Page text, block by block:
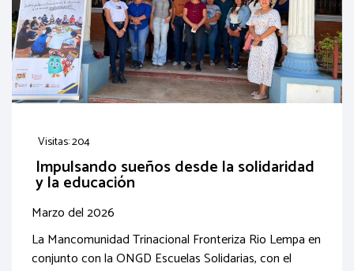
Visitas: 204
Impulsando sueños desde la solidaridad
y la educación
Marzo del 2026
La Mancomunidad Trinacional Fronteriza Rio Lempa en
conjunto con la ONGD Escuelas Solidarias, con el